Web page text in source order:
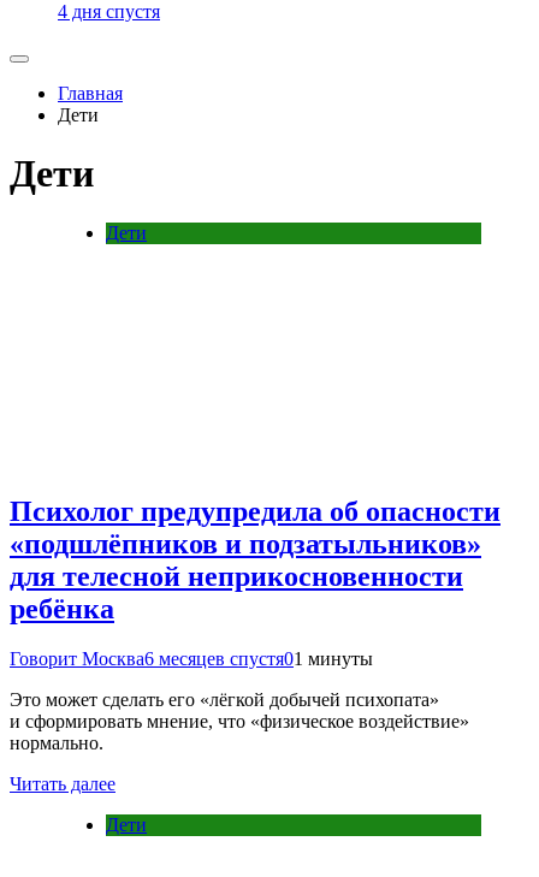
4 дня спустя
Главная
Дети
Дети
Дети
Психолог предупредила об опасности
«подшлёпников и подзатыльников»
для телесной неприкосновенности
ребёнка
Говорит Москва6 месяцев спустя01 минуты
Это может сделать его «лёгкой добычей психопата»
и сформировать мнение, что «физическое воздействие»
нормально.
Читать далее
Дети